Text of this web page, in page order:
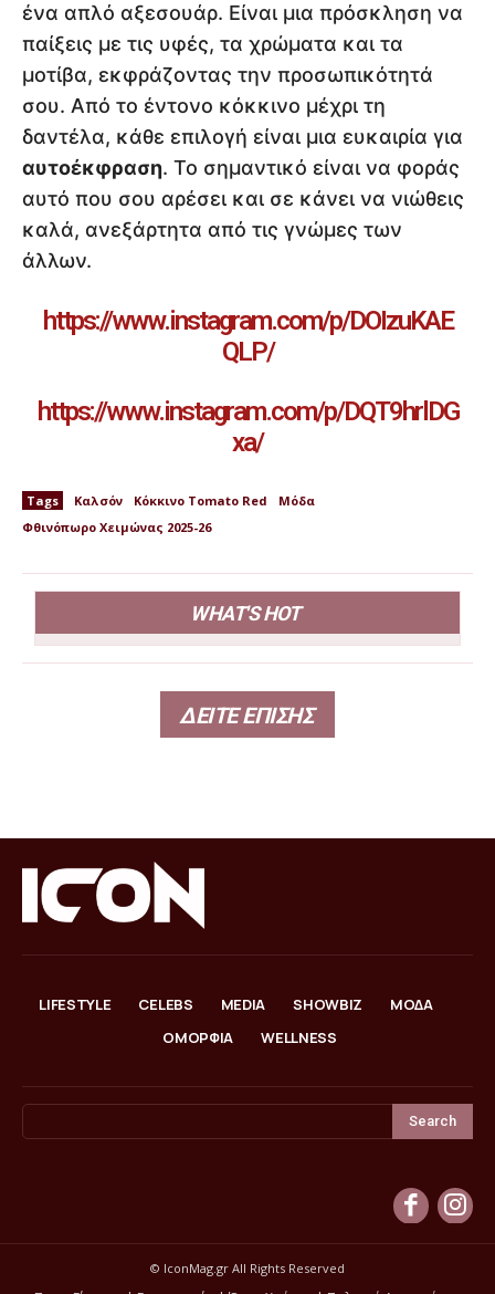
ένα απλό αξεσουάρ. Είναι μια πρόσκληση να
παίξεις με τις υφές, τα χρώματα και τα
μοτίβα, εκφράζοντας την προσωπικότητά
σου. Από το έντονο κόκκινο μέχρι τη
δαντέλα, κάθε επιλογή είναι μια ευκαιρία για
αυτοέκφραση. Το σημαντικό είναι να φοράς
αυτό που σου αρέσει και σε κάνει να νιώθεις
καλά, ανεξάρτητα από τις γνώμες των
άλλων.
https://www.instagram.com/p/DOIzuKAE
QLP/
https://www.instagram.com/p/DQT9hrlDG
xa/
Tags Καλσόν Κόκκινο Tomato Red
Μόδα
Φθινόπωρο Χειμώνας 2025-26
WHAT'S HOT
ΔΕΙΤΕ ΕΠΙΣΗΣ
LIFESTYLE CELEBS MEDIA SHOWBIZ
ΜΟΔΑ
ΟΜΟΡΦΙΑ
WELLNESS
Search
© IconMag.gr All Rights Reserved